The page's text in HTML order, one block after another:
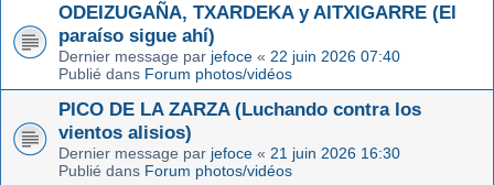
ODEIZUGAÑA, TXARDEKA y AITXIGARRE (El
paraíso sigue ahí)
Dernier message par jefoce « 22 juin 2026 07:40
Publié dans Forum photos/vidéos
PICO DE LA ZARZA (Luchando contra los
vientos alisios)
Dernier message par jefoce « 21 juin 2026 16:30
Publié dans Forum photos/vidéos